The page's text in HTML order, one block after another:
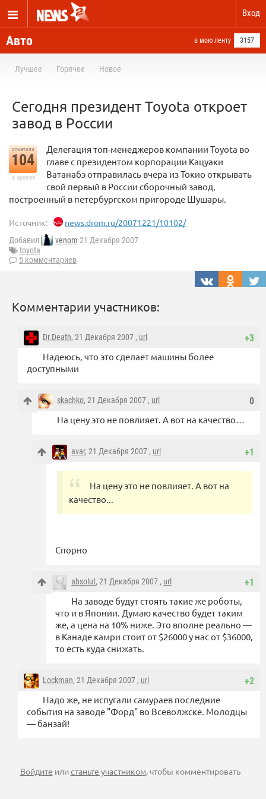
Вход
Авто в мою ленту 3157
Лучшее Горячее Новое
Сегодня президент Toyota откроет
завод в России
отметили
104
в архиве
Делегация топ-менеджеров компании Toyota во
главе с президентом корпорации Кацуаки
Ватанабэ отправилась вчера из Токио открывать
свой первый в России сборочный завод,
построенный в петербургском пригороде Шушары.
Источник: news.drom.ru/20071221/10102/
Добавил venom 21 Декабря 2007
toyota
5 комментариев
Комментарии участников:
+3
Dr.Death, 21 Декабря 2007 , url
Надеюсь, что это сделает машины более
доступными
0
skachko, 21 Декабря 2007 , url
На цену это не повлияет. А вот на качество…
+1
avar, 21 Декабря 2007 , url
На цену это не повлияет. А вот на
качество...
Спорно
+1
absolut, 21 Декабря 2007 , url
На заводе будут стоять такие же роботы,
что и в Японии. Думаю качество будет таким
же, а цена на 10% ниже. Это вполне реально —
в Канаде камри стоит от $26000 у нас от $36000,
то есть куда снижать.
+2
Lockman, 21 Декабря 2007 , url
Надо же, не испугали самураев последние
события на заводе "Форд" во Всеволжске. Молодцы
— банзай!
Войдите илистаньте участником, чтобы комментировать